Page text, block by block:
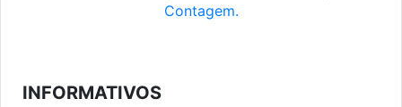
Contagem.
INFORMATIVOS